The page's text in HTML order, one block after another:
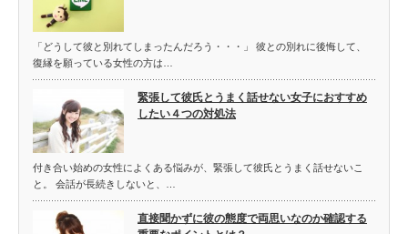
「どうして彼と別れてしまったんだろう・・・」 彼との別れに後悔して、
復縁を願っている女性の方は…
緊張して彼氏とうまく話せない女子におすすめ
したい４つの対処法
付き合い始めの女性によくある悩みが、緊張して彼氏とうまく話せないこ
と。 会話が長続きしないと、…
直接聞かずに彼の態度で両思いなのか確認する